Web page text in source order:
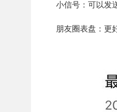
小信号：可以发
朋友圈表盘：更